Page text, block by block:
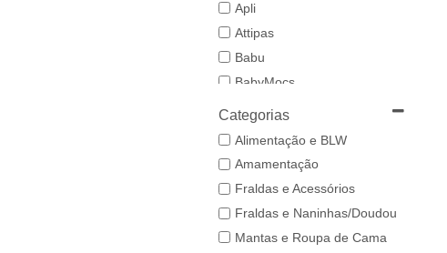
29/30
3 a 6 anos
31
32/33
50/56
62/68
Apli
Attipas
Babu
BabyMocs
Babywoods
Categorias
Alimentação e BLW
Amamentação
Fraldas e Acessórios
Fraldas e Naninhas/Doudou
Mantas e Roupa de Cama